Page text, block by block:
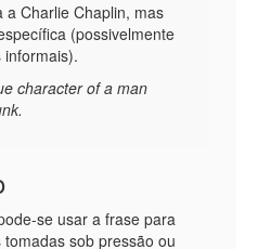
a Charlie Chaplin, mas
(possivelmente
character of a man
se usar a frase para
sob pressão ou